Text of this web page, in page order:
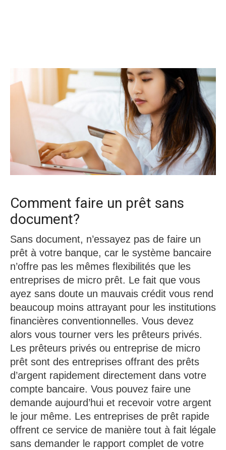
Comment faire un prêt sans
document?
Sans document, n’essayez pas de faire un
prêt à votre banque, car le système bancaire
n’offre pas les mêmes flexibilités que les
entreprises de micro prêt. Le fait que vous
ayez sans doute un mauvais crédit vous rend
beaucoup moins attrayant pour les institutions
financières conventionnelles. Vous devez
alors vous tourner vers les prêteurs privés.
Les prêteurs privés ou entreprise de micro
prêt sont des entreprises offrant des prêts
d’argent rapidement directement dans votre
compte bancaire. Vous pouvez faire une
demande aujourd’hui et recevoir votre argent
le jour même. Les entreprises de prêt rapide
offrent ce service de manière tout à fait légale
sans demander le rapport complet de votre